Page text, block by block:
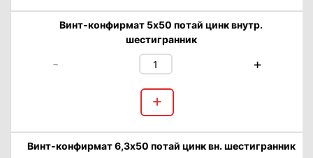
Винт-конфирмат 5х50 потай цинк внутр.
шестигранник
- +
+
Винт-конфирмат 6,3х50 потай цинк вн. шестигранник